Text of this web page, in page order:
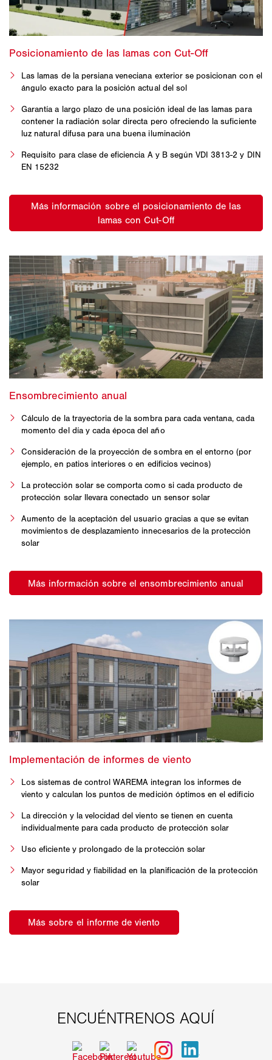
Las lamas de la persiana veneciana exterior se posicionan con el
ángulo exacto para la posición actual del sol
Garantía a largo plazo de una posición ideal de las lamas para
contener la radiación solar directa pero ofreciendo la suficiente
luz natural difusa para una buena iluminación
Requisito para clase de eficiencia A y B según VDI 3813-2 y DIN
EN 15232
Cálculo de la trayectoria de la sombra para cada ventana, cada
momento del día y cada época del año
Consideración de la proyección de sombra en el entorno (por
ejemplo, en patios interiores o en edificios vecinos)
La protección solar se comporta como si cada producto de
protección solar llevara conectado un sensor solar
Aumento de la aceptación del usuario gracias a que se evitan
movimientos de desplazamiento innecesarios de la protección
solar
Los sistemas de control WAREMA integran los informes de
viento y calculan los puntos de medición óptimos en el edificio
La dirección y la velocidad del viento se tienen en cuenta
individualmente para cada producto de protección solar
Uso eficiente y prolongado de la protección solar
Mayor seguridad y fiabilidad en la planificación de la protección
solar